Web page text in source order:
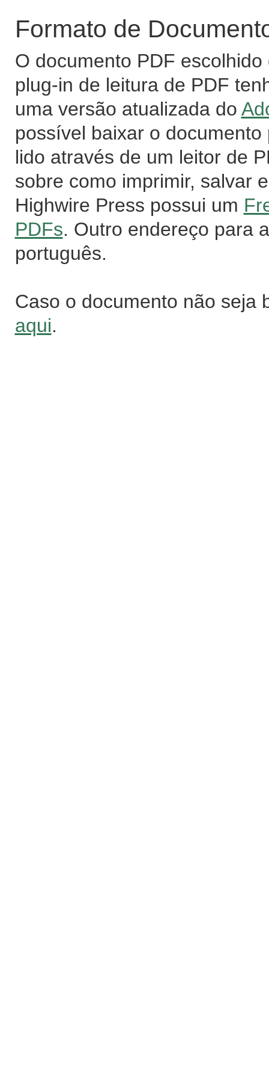
Formato de
O documento PDF
plug-in de leitura de PDF
uma versão atualizada do
possível baixar o
lido através de um leitor de
sobre como imprimir, salvar
Highwire Press possui um
PDFs. Outro endereço para
português.
Caso o documento não seja
aqui.